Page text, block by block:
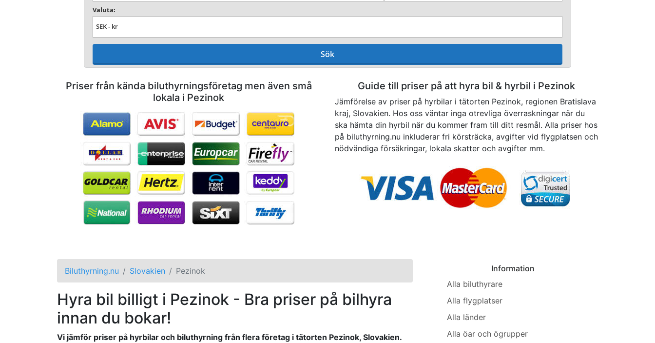
Valuta:
Sök
Priser från kända biluthyrningsföretag men även små
lokala i Pezinok
Guide till priser på att hyra bil & hyrbil i Pezinok
Jämförelse av priser på hyrbilar i tätorten Pezinok, regionen Bratislava
kraj, Slovakien. Hos oss väntar inga otrevliga överraskningar när du
ska hämta din hyrbil när du kommer fram till ditt resmål. Alla priser hos
på biluthyrning.nu inkluderar fri körsträcka, avgifter vid flygplatsen och
nödvändiga försäkringar, lokala skatter och avgifter mm.
Biluthyrning.nu Slovakien Pezinok
Hyra bil billigt i Pezinok - Bra priser på bilhyra
innan du bokar!
Vi jämför priser på hyrbilar och biluthyrning från flera företag i tätorten Pezinok, Slovakien.
Information
Alla biluthyrare
Alla flygplatser
Alla länder
Alla öar och ögrupper